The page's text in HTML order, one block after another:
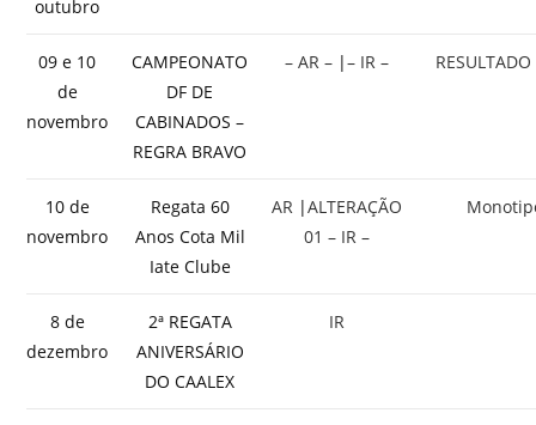
outubro
09 e 10
de
novembro
CAMPEONATO
DF DE
CABINADOS –
REGRA BRAVO
– AR – |– IR –
10 de
novembro
Regata 60
Anos Cota Mil
Iate Clube
AR |ALTERAÇÃO
01 – IR –
8 de
dezembro
2ª REGATA
ANIVERSÁRIO
DO CAALEX
IR